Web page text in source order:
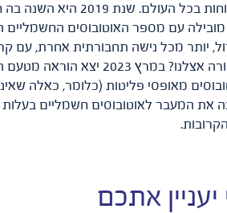
עם מספר האוטובוסים החשמליים
עם 0 פליטות מזהמות בקרב שליש מכל תכולת
את מפעילי התחבורה הציבורית לעבור החל מ-2006, לאוטובוסים
יעניין אתכם